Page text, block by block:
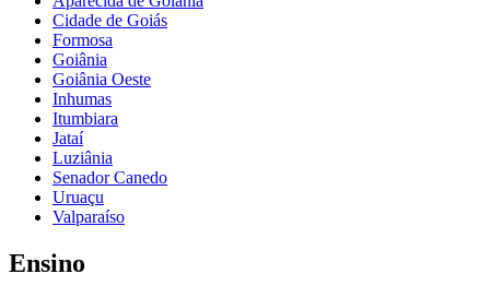
Cidade de Goiás
Formosa
Goiânia
Goiânia Oeste
Inhumas
Itumbiara
Jataí
Luziânia
Senador Canedo
Uruaçu
Valparaíso
Ensino